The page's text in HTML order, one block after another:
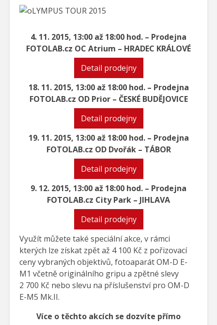
4. 11. 2015, 13:00 až 18:00 hod. – Prodejna
FOTOLAB.cz OC Atrium – HRADEC KRÁLOVÉ
Detail prodejny
18. 11. 2015, 13:00 až 18:00 hod. – Prodejna
FOTOLAB.cz OD Prior – ČESKÉ BUDĚJOVICE
Detail prodejny
19. 11. 2015, 13:00 až 18:00 hod. – Prodejna
FOTOLAB.cz OD Dvořák – TÁBOR
Detail prodejny
9. 12. 2015, 13:00 až 18:00 hod. – Prodejna
FOTOLAB.cz City Park – JIHLAVA
Detail prodejny
Využít můžete také speciální akce, v rámci
kterých lze získat zpět až 4 100 Kč z pořizovací
ceny vybraných objektivů, fotoaparát OM-D E-
M1 včetně originálního gripu a zpětné slevy
2 700 Kč nebo slevu na příslušenství pro OM-D
E-M5 Mk.II.
Více o těchto akcích se dozvíte přímo